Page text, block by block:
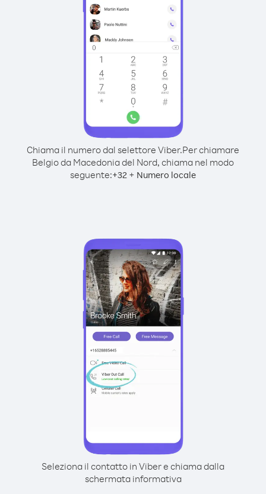
Chiama il numero dal selettore Viber.Per chiamare
Belgio da Macedonia del Nord, chiama nel modo
seguente:+32 + Numero locale
Seleziona il contatto in Viber e chiama dalla
schermata informativa